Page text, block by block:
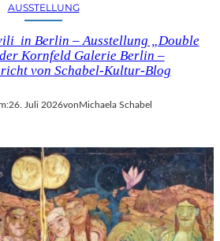
AUSSTELLUNG
in Berlin – Ausstellung „Double
Kornfeld Galerie Berlin –
von Schabel-Kultur-Blog
26. Juli 2026vonMichaela Schabel